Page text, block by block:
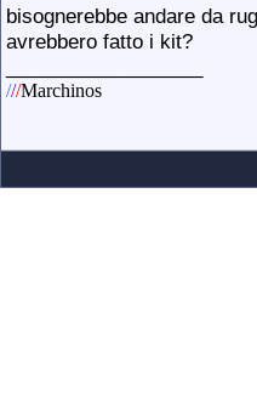
bisognerebbe andare da
avrebbero fatto i kit?
///Marchinos